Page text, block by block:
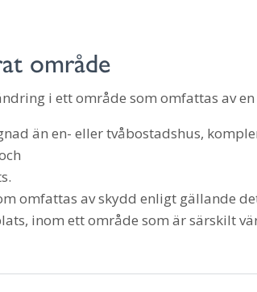
område
i ett område som omfattas av
än en- eller tvåbostadshus,
omfattas av skydd enligt gällande
inom ett område som är särskilt